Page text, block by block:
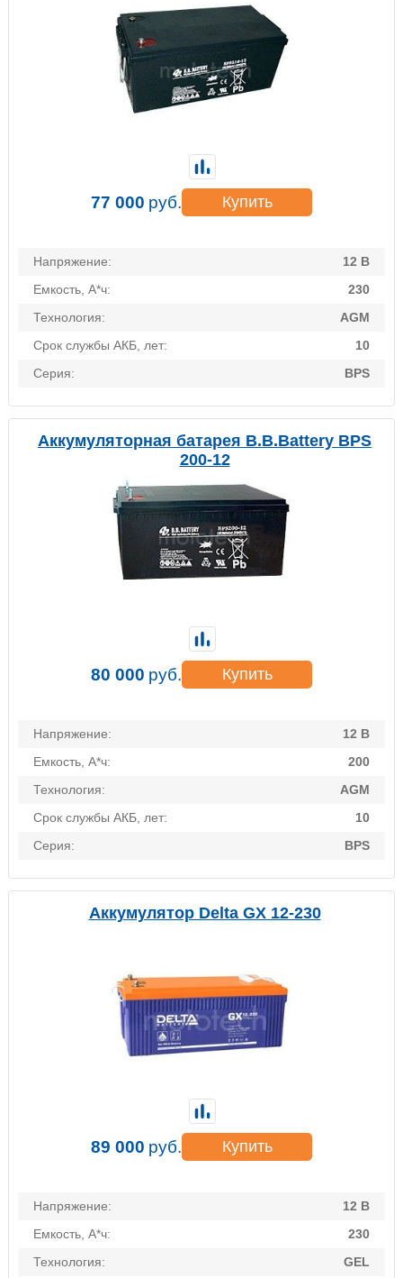
Напряжение:
12 В
Емкость, А*ч:
230
Технология:
AGM
Срок службы АКБ, лет:
10
Серия:
BPS
77 000 руб. Купить
Аккумуляторная батарея B.B.Battery BPS
200-12
Напряжение:
12 В
Емкость, А*ч:
200
Технология:
AGM
Срок службы АКБ, лет:
10
Серия:
BPS
80 000 руб. Купить
Аккумулятор Delta GX 12-230
Напряжение:
12 В
Емкость, А*ч:
230
Технология:
GEL
89 000 руб. Купить